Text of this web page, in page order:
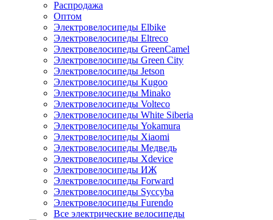
Распродажа
Оптом
Электровелосипеды Elbike
Электровелосипеды Eltreco
Электровелосипеды GreenCamel
Электровелосипеды Green City
Электровелосипеды Jetson
Электровелосипеды Kugoo
Электровелосипеды Minako
Электровелосипеды Volteco
Электровелосипеды White Siberia
Электровелосипеды Yokamura
Электровелосипеды Xiaomi
Электровелосипеды Медведь
Электровелосипеды Xdevice
Электровелосипеды ИЖ
Электровелосипеды Forward
Электровелосипеды Syccyba
Электровелосипеды Furendo
Все электрические велосипеды